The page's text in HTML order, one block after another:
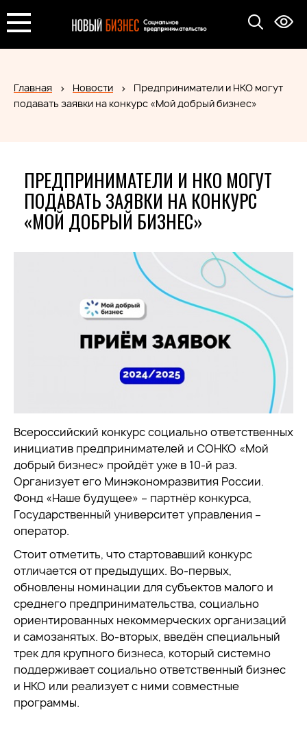
Главная Новости
Предприниматели и НКО могут
подавать заявки на конкурс «Мой добрый бизнес»
ПРЕДПРИНИМАТЕЛИ И НКО МОГУТ
ПОДАВАТЬ ЗАЯВКИ НА КОНКУРС
«МОЙ ДОБРЫЙ БИЗНЕС»
Всероссийский конкурс социально ответственных
инициатив предпринимателей и СОНКО «Мой
добрый бизнес» пройдёт уже в 10-й раз.
Организует его Минэкономразвития России.
Фонд «Наше будущее» – партнёр конкурса,
Государственный университет управления –
оператор.
Стоит отметить, что стартовавший конкурс
отличается от предыдущих. Во-первых,
обновлены номинации для субъектов малого и
среднего предпринимательства, социально
ориентированных некоммерческих организаций
и самозанятых. Во-вторых, введён специальный
трек для крупного бизнеса, который системно
поддерживает социально ответственный бизнес
и НКО или реализует с ними совместные
программы.